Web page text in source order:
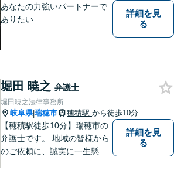
あなたの力強いパートナーで
ありたい
詳細を見
る
堀田 暁之 弁護士
堀田暁之法律事務所
岐阜県|瑞穂市 穂積駅 から徒歩10分
【穂積駅徒歩10分】瑞穂市の
弁護士です。 地域の皆様から
のご依頼に、誠実に一生懸命
詳細を見
る